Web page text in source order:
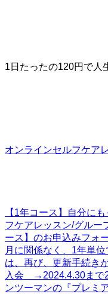
1日たったの120円で
オンラインセルフケア
【1年コース】自分に
フケアレッスン/グルー
ース】のお申込みフォ
月に関係なく、1年単
は、再び、更新手続き
入会 →2024.4.30まで
ンツーマンの『プレミ